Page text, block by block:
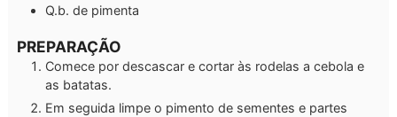
Q.b. de pimenta
PREPARAÇÃO
Comece por descascar e cortar às rodelas a cebola e
as batatas.
Em seguida limpe o pimento de sementes e partes